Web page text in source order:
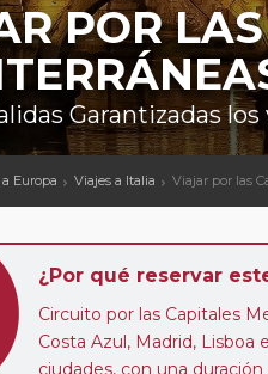
POR
Garantizadas
Europa Viajes a Italia Viajar por las
¿Por qué reservar
Circuito por las Capitales
Costa Azul, Madrid, Lisboa
ciudades, con una